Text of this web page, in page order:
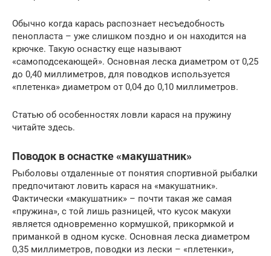
Обычно когда карась распознает несъедобность
пенопласта – уже слишком поздно и он находится на
крючке. Такую оснастку еще называют
«самоподсекающей». Основная леска диаметром от 0,25
до 0,40 миллиметров, для поводков используется
«плетенка» диаметром от 0,04 до 0,10 миллиметров.
Статью об особенностях ловли карася на пружину
читайте здесь.
Поводок в оснастке «макушатник»
Рыболовы отдаленные от понятия спортивной рыбалки
предпочитают ловить карася на «макушатник».
Фактически «макушатник» – почти такая же самая
«пружина», с той лишь разницей, что кусок макухи
является одновременно кормушкой, прикормкой и
приманкой в одном куске. Основная леска диаметром
0,35 миллиметров, поводки из лески – «плетенки»,